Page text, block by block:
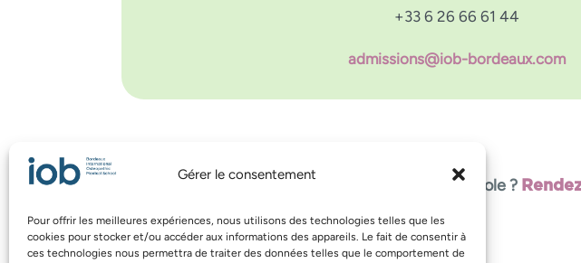
Gérer le consentement
Pour offrir les meilleures expériences, nous utilisons des technologies telles que les
cookies pour stocker et/ou accéder aux informations des appareils. Le fait de consentir à
ces technologies nous permettra de traiter des données telles que le comportement de
+33 6 26 66 61 44
admissions@iob-bordeaux.com
Tu veux plus d’infos sur notre école ?